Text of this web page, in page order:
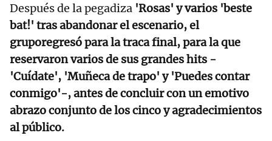
Después de la pegadiza 'Rosas' y varios 'beste
bat!' tras abandonar el escenario, el
gruporegresó para la traca final, para la que
reservaron varios de sus grandes hits -
'Cuídate', 'Muñeca de trapo' y 'Puedes contar
conmigo'-, antes de concluir con un emotivo
abrazo conjunto de los cinco y agradecimientos
al público.